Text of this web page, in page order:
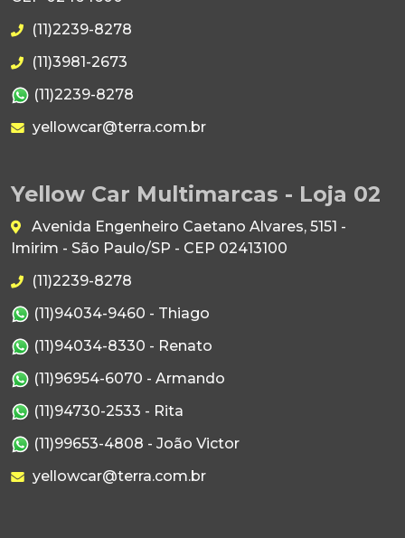
(11)2239-8278
(11)3981-2673
(11)2239-8278
yellowcar@terra.com.br
Yellow Car Multimarcas - Loja 02
Avenida Engenheiro Caetano Alvares, 5151 -
Imirim - São Paulo/SP - CEP 02413100
(11)2239-8278
(11)94034-9460 - Thiago
(11)94034-8330 - Renato
(11)96954-6070 - Armando
(11)94730-2533 - Rita
(11)99653-4808 - João Victor
yellowcar@terra.com.br